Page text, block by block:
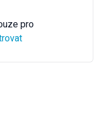
pro